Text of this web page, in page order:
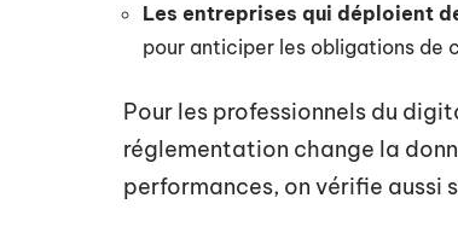
Les entreprises qui déploient
pour anticiper les obligations de
Pour les professionnels du
réglementation change la
performances, on vérifie aussi